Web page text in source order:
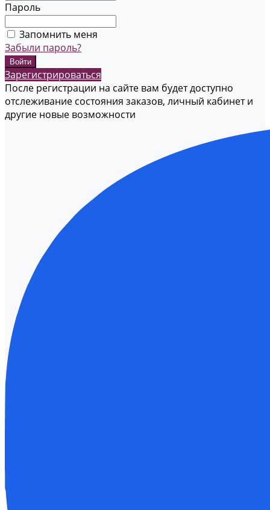
Пароль
Запомнить меня
Забыли пароль?
Зарегистрироваться
После регистрации на сайте вам будет доступно
отслеживание состояния заказов, личный кабинет и
другие новые возможности